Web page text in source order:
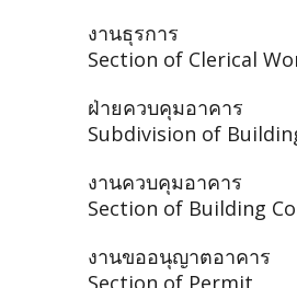
งานธุรการ
Section of Clerical
ฝ่ายควบคุมอาคาร
Subdivision of
งานควบคุมอาคาร
Section of Building
งานขออนุญาตอาคาร